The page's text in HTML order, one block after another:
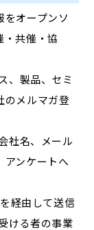
をオープンソ
・共催・協
、製品、セミ
のメルマガ登
社名、メール
アンケートへ
経由して送信
ける者の事業